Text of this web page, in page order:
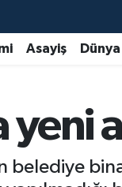
Asayiş Dünya
yeni